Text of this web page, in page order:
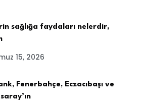
sağlığa faydaları nelerdir,
15, 2026
Fenerbahçe, Eczacıbaşı ve